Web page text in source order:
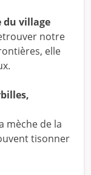
du village
notre
elle
mèche de la
tisonner